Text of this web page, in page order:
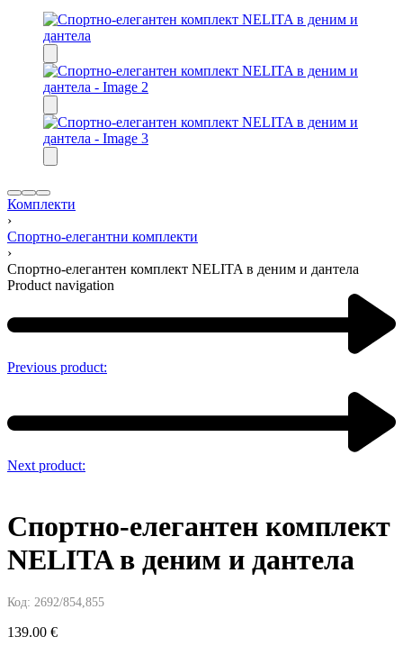
Комплекти
›
Спортно-елегантни комплекти
›
Спортно-елегантен комплект NELITA в деним и дантела
Product navigation
Previous product:
Next product:
Спортно-елегантен комплект
NELITA в деним и дантела
Код: 2692/854,855
139.00 €